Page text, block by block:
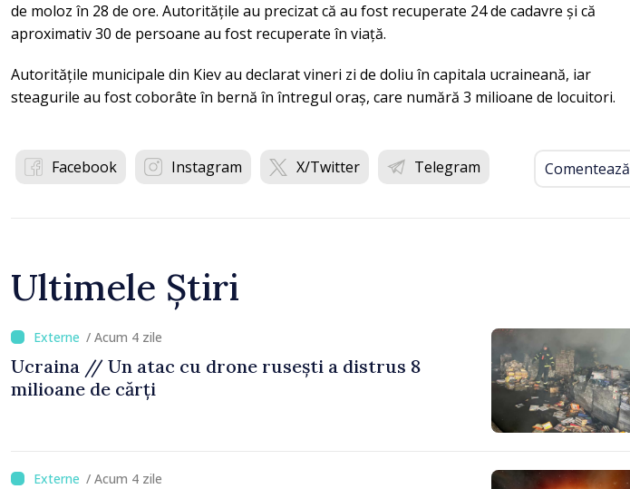
de moloz în 28 de ore. Autoritățile au precizat că au fost recuperate 24 de cadavre și că
aproximativ 30 de persoane au fost recuperate în viață.
Autoritățile municipale din Kiev au declarat vineri zi de doliu în capitala ucraineană, iar
steagurile au fost coborâte în bernă în întregul oraș, care numără 3 milioane de locuitori.
Facebook Instagram X/Twitter Telegram Comentează
Ultimele Știri
/ Acum 4 zile
Ucraina // Un atac cu drone rusești a distrus 8
milioane de cărți
/ Acum 4 zile